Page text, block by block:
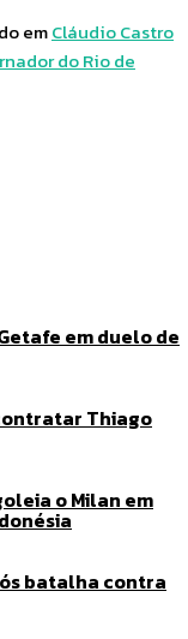
emCláudio Castro
do Rio de
em duelo de
Thiago
o Milan em
batalha contra